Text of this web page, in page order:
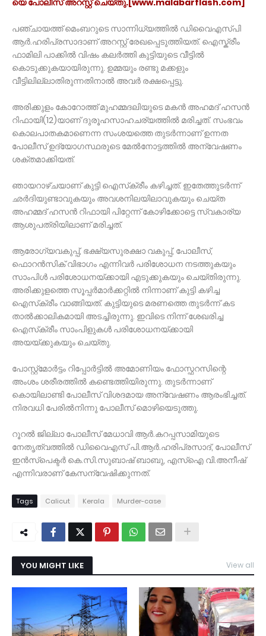
യെ പോലീസ് അറസ്റ്റ് ചെയ്തു.[www.malabarflash.com]
പഞ്ചായത്ത് മെംബറുടെ സാന്നിധ്യത്തിൽ ഡിവൈഎസ്പി
ആർ.ഹരിപ്രസാദാണ് അറസ്റ്റ് രേഖപ്പെടുത്തിയത്. ഐസ്ക്രീം
ഫാമിലി പാക്കിൽ വിഷം കലർത്തി കുട്ടിയുടെ വീട്ടിൽ
കൊടുക്കുകയായിരുന്നു. ഉമ്മയും രണ്ടു മക്കളും
വീട്ടിലില്ലാതിരുന്നതിനാൽ അവർ രക്ഷപ്പെട്ടു.
അരിക്കുളം കോറോത്ത് മുഹമ്മദലിയുടെ മകൻ അഹമദ് ഹസൻ
റിഫായി(12)യാണ് ദുരൂഹസാഹചര്യത്തിൽ മരിച്ചത്. സംഭവം
കൊലപാതകമാണെന്ന സംശയത്തെ തുടർന്നാണ് ഉന്നത
പോലീസ് ഉദ്യോഗസ്ഥരുടെ മേൽനോട്ടത്തിൽ അന്വേഷണം
ശക്തമാക്കിയത്.
ഞായറാഴ്ചയാണ് കുട്ടി ഐസ്‌ക്രീം കഴിച്ചത്. ഇതേത്തുടർന്ന്
ഛർദിയുണ്ടാവുകയും അവശനിലയിലാവുകയും ചെയ്ത
അഹമ്മദ് ഹസൻ റിഫായി പിറ്റേന്ന് കോഴിക്കോട്ടെ സ്വകാര്യ
ആശുപത്രിയിലാണ് മരിച്ചത്.
ആരോഗ്യവകുപ്പ്, ഭക്ഷ്യസുരക്ഷാ വകുപ്പ്, പോലീസ്,
ഫൊറൻസിക് വിഭാഗം എന്നിവർ പരിശോധന നടത്തുകയും
സാംപിൾ പരിശോധനയ്ക്കായി എടുക്കുകയും ചെയ്തിരുന്നു.
അരിക്കുളത്തെ സൂപ്പര്‍മാര്‍ക്കറ്റില്‍ നിന്നാണ് കുട്ടി കഴിച്ച
ഐസ്‌ക്രീം വാങ്ങിയത്. കുട്ടിയുടെ മരണത്തെ തുടര്‍ന്ന് കട
താല്‍ക്കാലികമായി അടച്ചിരുന്നു. ഇവിടെ നിന്ന് ശേഖരിച്ച
ഐസ്‌ക്രീം സാംപിളുകള്‍ പരിശോധനയ്ക്കായി
അയയ്ക്കുകയും ചെയ്തു.
പോസ്റ്റ്മോർട്ടം റിപ്പോർട്ടിൽ അമോണിയം ഫോസ്ഫറസിന്റെ
അംശം ശരീരത്തിൽ കണ്ടെത്തിയിരുന്നു. തുടർന്നാണ്
കൊയിലാണ്ടി പോലീസ് വിശദമായ അന്വേഷണം ആരംഭിച്ചത്.
നിരവധി പേരിൽനിന്നു പോലീസ് മൊഴിയെടുത്തു.
റൂറൽ ജില്ലാ പോലീസ് മേധാവി ആർ.കറപ്പസാമിയുടെ
നേതൃത്വത്തിൽ ഡിവൈഎസ് പി.ആർ.ഹരിപ്രസാദ്, പോലീസ്
ഇൻസ്പെക്ടർ കെ.സി.സുബാഷ് ബാബു, എസ്ഐ വി.അനീഷ്
എന്നിവരാണ് കേസന്വേഷിക്കുന്നത്.
Tags Calicut Kerala Murder-case
YOU MIGHT LIKE View all